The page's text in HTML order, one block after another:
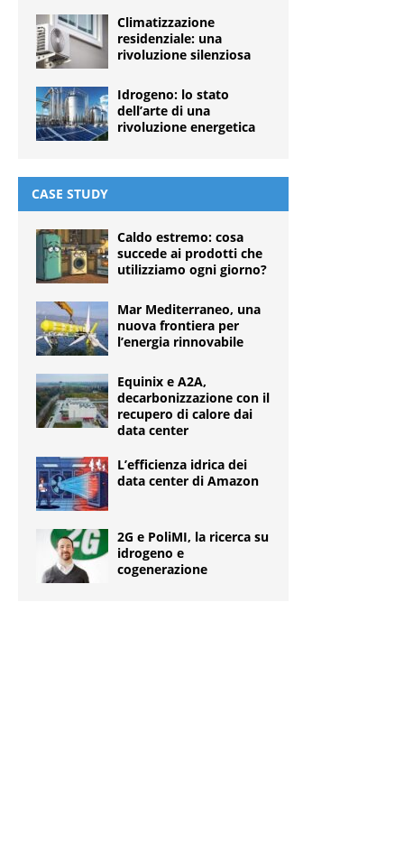
Climatizzazione
residenziale: una
rivoluzione silenziosa
Idrogeno: lo stato
dell’arte di una
rivoluzione energetica
CASE STUDY
Caldo estremo: cosa
succede ai prodotti che
utilizziamo ogni giorno?
Mar Mediterraneo, una
nuova frontiera per
l’energia rinnovabile
Equinix e A2A,
decarbonizzazione con il
recupero di calore dai
data center
L’efficienza idrica dei
data center di Amazon
2G e PoliMI, la ricerca su
idrogeno e
cogenerazione